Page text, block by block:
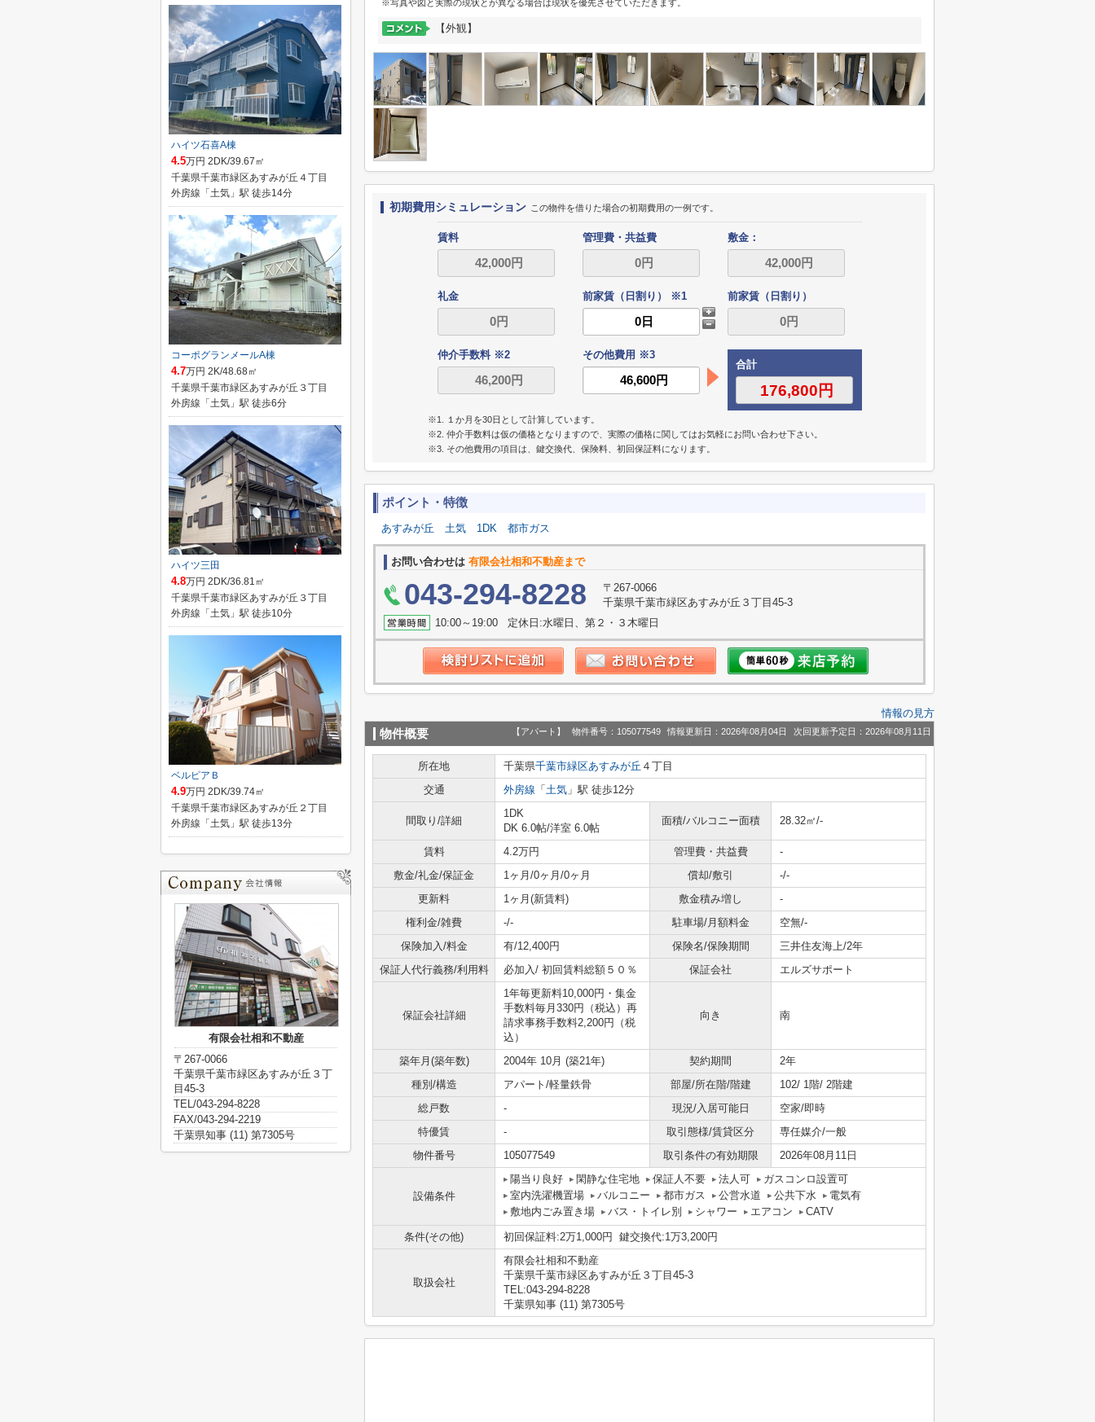
※写真や図と実際の現状とが異なる場合は現状を優先させていただきます。
【外観】
初期費用シミュレーション この物件を借りた場合の初期費用の一例です。
賃料 管理費・共益費 敷金：
礼金 前家賃（日割り） ※1 前家賃（日割り）
仲介手数料 ※2
その他費用 ※3
合計
※1. １か月を30日として計算しています。
※2. 仲介手数料は仮の価格となりますので、実際の価格に関してはお気軽にお問い合わせ下さい。
※3. その他費用の項目は、鍵交換代、保険料、初回保証料になります。
ポイント・特徴
あすみが丘 土気 1DK 都市ガス
お問い合わせは 有限会社相和不動産まで
043-294-8228
〒267-0066
千葉県千葉市緑区あすみが丘３丁目45-3
10:00～19:00 定休日:水曜日、第２・３木曜日
情報の見方
物件概要 【アパート】 物件番号：105077549 情報更新日：2026年08月04日 次回更新予定日：2026年08月11日
所在地 千葉県千葉市緑区あすみが丘 ４丁目
交通
外房線 「 土気 」駅 徒歩12分
間取り/詳細
1DK
DK 6.0帖/洋室 6.0帖
面積/バルコニー面積 28.32㎡/-
賃料 4.2万円 管理費・共益費
-
敷金/礼金/保証金
1ヶ月/0ヶ月/0ヶ月 償却/敷引
-/-
更新料
1ヶ月(新賃料) 敷金積み増し
-
権利金/雑費
-/- 駐車場/月額料金
空無/-
保険加入/料金
有/12,400円 保険名/保険期間
三井住友海上/2年
保証人代行義務/利用料
必加入/ 初回賃料総額５０％ 保証会社 エルズサポート
保証会社詳細
1年毎更新料10,000円・集金
手数料毎月330円（税込）再
請求事務手数料2,200円（税
込）
向き 南
築年月(築年数) 2004年 10月 (築21年) 契約期間
2年
種別/構造
アパート/軽量鉄骨 部屋/所在階/階建
102/ 1階/ 2階建
総戸数
- 現況/入居可能日
空家/即時
特優賃
- 取引態様/賃貸区分
専任媒介/一般
物件番号
105077549 取引条件の有効期限 2026年08月11日
設備条件
陽当り良好 閑静な住宅地 保証人不要 法人可
ガスコンロ設置可
室内洗濯機置場
バルコニー 都市ガス 公営水道 公共下水
電気有
敷地内ごみ置き場
バス・トイレ別 シャワー エアコン CATV
条件(その他) 初回保証料:2万1,000円 鍵交換代:1万3,200円
取扱会社
有限会社相和不動産
千葉県千葉市緑区あすみが丘３丁目45-3
TEL:043-294-8228
千葉県知事 (11) 第7305号
ハイツ石喜A棟
4.5万円 2DK/39.67㎡
千葉県千葉市緑区あすみが丘４丁目
外房線「土気」駅 徒歩14分
コーポグランメールA棟
4.7万円 2K/48.68㎡
千葉県千葉市緑区あすみが丘３丁目
外房線「土気」駅 徒歩6分
ハイツ三田
4.8万円 2DK/36.81㎡
千葉県千葉市緑区あすみが丘３丁目
外房線「土気」駅 徒歩10分
ベルピアＢ
4.9万円 2DK/39.74㎡
千葉県千葉市緑区あすみが丘２丁目
外房線「土気」駅 徒歩13分
有限会社相和不動産
〒267-0066
千葉県千葉市緑区あすみが丘３丁
目45-3
TEL/043-294-8228
FAX/043-294-2219
千葉県知事 (11) 第7305号